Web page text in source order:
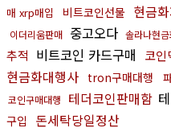
매 xrp매입
비트코인선물 현금
이더리움판매 중고오다 솔라나현
추적 비트코인 카드구매 코인
현금화대행사 tron구매대행
코인구매대행 테더코인판매함
구입
돈세탁당일정산